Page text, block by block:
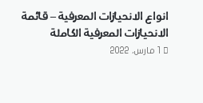
انواع الانحيازات المعرفية – قائمة
الانحيازات المعرفية الكاملة